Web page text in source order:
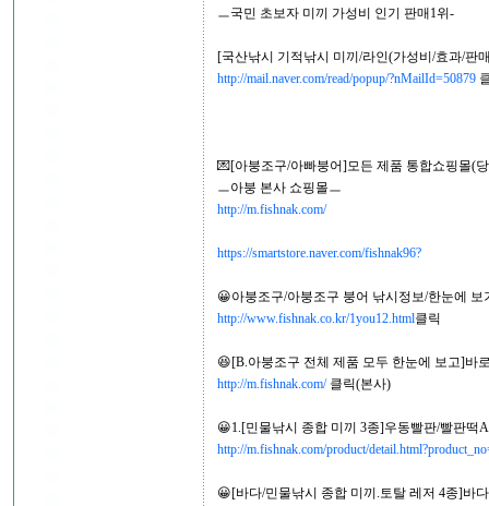
ㅡ국민 초보자 미끼 가성비 인기 판매1위-
[국산낚시 기적낚시 미끼/라인(가성비/효과/판
http://mail.naver.com/read/popup/?nMailId=50879
💌[아붕조구/아빠붕어]모든 제품 통합쇼핑몰(
ㅡ아붕 본사 쇼핑몰ㅡ
http://m.fishnak.com/
https://smartstore.naver.com/fishnak96?
😀아붕조구/아붕조구 붕어 낚시정보/한눈에 보
http://www.fishnak.co.kr/1you12.html클릭
😆[B.아붕조구 전체 제품 모두 한눈에 보고]바
http://m.fishnak.com/클릭(본사)
😀1.[민물낚시 종합 미끼 3종]우동빨판/빨판떡
http://m.fishnak.com/product/
😀[바다/민물낚시 종합 미끼.토탈 레저 4종]바